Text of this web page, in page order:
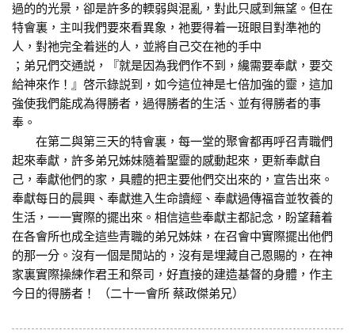
過的的光景，卻是許多的輭弱與混亂，對此只感到無望。但在
特會裏，主叫我們要來看異象，祂要得着一班眼目對準祂的
人，對祂完全着迷的人，並將自己交在祂的手中
；弟兄們交通説，『就是因為我們作不到，纔需要奉獻，要交
給神來作！』啓示錄説到，如今這位神是七倍加強的靈，這加
強使我們能成為得勝者，過得勝者的生活、並有得勝者的事
奉。
在第二與第三天的特會裏，每一堂的聚會都再呼召青職們
起來奉獻，許多弟兄姊妹隨着聖靈的感動起來，更新奉獻自
己，奉獻他們的家，具體的把主要他們交出來的，宣告出來。
奉獻每日的晨興、奉獻進入生命讀經、奉獻過傳福音並牧養的
生活，一一實際的擺出來。相信這些奉獻主都記念，盼望藉着
在各會所也成全這些青職的弟兄姊妹，在召會中實際擺出他們
的那一分。沒有一個是閒站的，沒有是埋藏自己恩賜的，在神
家裏實際操練作君王和祭司，好直接的建造基督的身體，作主
今日的得勝者！ （二十一會所 蔡政傑弟兄）